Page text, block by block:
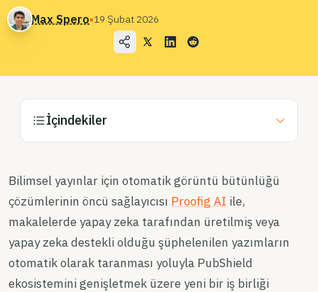
Ücretsiz Deneyin
Max Spero▪19 Şubat 2026
İçindekiler
Bilimsel yayınlar için otomatik görüntü bütünlüğü
çözümlerinin öncü sağlayıcısı Proofig AI ile,
makalelerde yapay zeka tarafından üretilmiş veya
yapay zeka destekli olduğu şüphelenilen yazımların
otomatik olarak taranması yoluyla PubShield
ekosistemini genişletmek üzere yeni bir iş birliği